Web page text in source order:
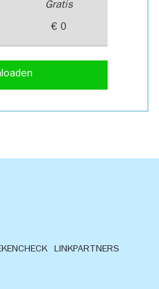
Gratis
€ 0
LINKPARTNERS